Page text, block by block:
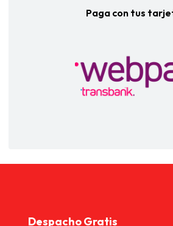
Paga con tus
Despacho Gratis